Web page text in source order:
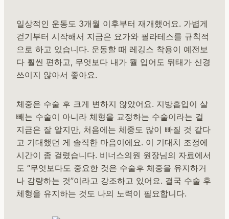
일상적인 운동도 3개월 이후부터 재개했어요. 가볍게
걷기부터 시작해서 지금은 요가와 필라테스를 규칙적
으로 하고 있습니다. 운동할 때 레깅스 착용이 예전보
다 훨씬 편하고, 무엇보다 내가 뭘 입어도 뒤태가 신경
쓰이지 않아서 좋아요.
체중은 수술 후 크게 변하지 않았어요. 지방흡입이 살
빼는 수술이 아니라 체형을 교정하는 수술이라는 걸
지금은 잘 알지만, 처음에는 체중도 많이 빠질 것 같다
고 기대했던 게 솔직한 마음이에요. 이 기대치 조정에
시간이 좀 걸렸습니다. 비너스의원 원장님의 자료에서
도 “무엇보다도 중요한 것은 수술후 체중을 유지하거
나 감량하는 것”이라고 강조하고 있어요. 결국 수술 후
체형을 유지하는 것도 나의 노력이 필요합니다.